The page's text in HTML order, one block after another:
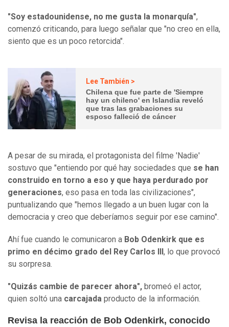
"Soy estadounidense, no me gusta la monarquía",
comenzó criticando, para luego señalar que "no creo en ella,
siento que es un poco retorcida".
Lee También >
Chilena que fue parte de 'Siempre
hay un chileno' en Islandia reveló
que tras las grabaciones su
esposo falleció de cáncer
A pesar de su mirada, el protagonista del filme 'Nadie'
sostuvo que "entiendo por qué hay sociedades que se han
construido en torno a eso y que haya perdurado por
generaciones, eso pasa en toda las civilizaciones",
puntualizando que "hemos llegado a un buen lugar con la
democracia y creo que deberíamos seguir por ese camino".
Ahí fue cuando le comunicaron a Bob Odenkirk que es
primo en décimo grado del Rey Carlos III , lo que provocó
su sorpresa.
"Quizás cambie de parecer ahora", bromeó el actor,
quien soltó una carcajada producto de la información.
Revisa la reacción de Bob Odenkirk, conocido